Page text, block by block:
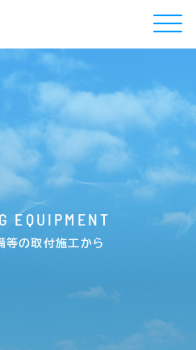
G EQU I PM ENT
等の取付施工から